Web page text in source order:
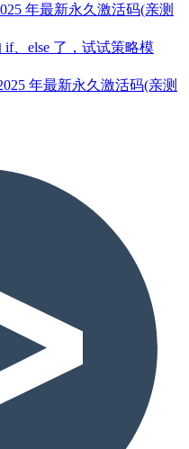
年最新永久激活码(亲测
、else 了，试试策略模
年最新永久激活码(亲测